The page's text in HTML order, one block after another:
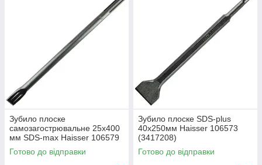
Зубило плоске
самозагострювальне 25х400
мм SDS-max Haisser 106579
(3417212)
Готово до відправки
Зубило плоске SDS-plus
40х250мм Haisser 106573
(3417208)
Готово до відправки